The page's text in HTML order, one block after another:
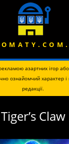
азартних ігор
ознайомчий характер і
редакції.
Tiger’s Claw